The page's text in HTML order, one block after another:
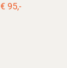
€ 95,-